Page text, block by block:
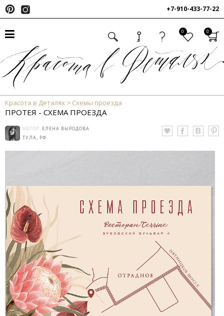
+7-910-433-77-22
0 0
Красота в Деталях Схемы проезда
ПРОТЕЯ - СХЕМА ПРОЕЗДА
АВТОР: ЕЛЕНА ВЫРОДОВА
ТУЛА, РФ